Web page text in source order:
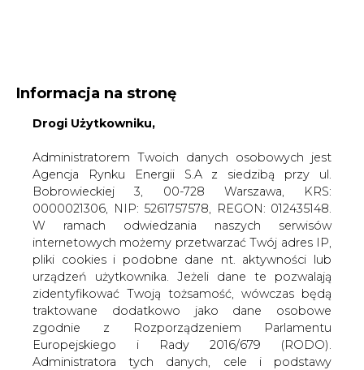
WŁĄCZ CIRE.TV
Administratorem Twoich danych osobowych jest
Bobrowieckiej 3, 00-728 Warszawa, KRS:
W ramach odwiedzania naszych serwisów
internetowych możemy przetwarzać Twój adres IP,
pliki cookies i podobne dane nt. aktywności lub
urządzeń użytkownika. Jeżeli dane te pozwalają
zidentyfikować Twoją tożsamość, wówczas będą
traktowane dodatkowo jako dane osobowe
zgodnie z Rozporządzeniem Parlamentu
Europejskiego i Rady 2016/679 (RODO).
Administratora tych danych, cele i podstawy
przetwarzania oraz inne informacje wymagane
przez RODO znajdziesz w Polityce Prywatności
podtym linkiem.